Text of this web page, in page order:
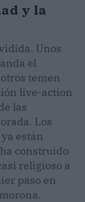
y la
Unos
el
temen
live-action
las
Los
están
construido
religioso a
paso en